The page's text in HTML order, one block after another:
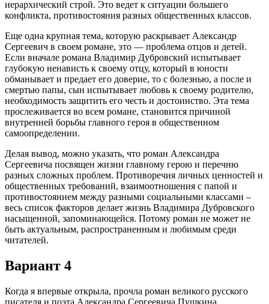
иерархический строй. Это ведет к ситуации большего
конфликта, противостояния разных общественных классов.
Еще одна крупная тема, которую раскрывает Александр
Сергеевич в своем романе, это — проблема отцов и детей.
Если вначале романа Владимир Дубровский испытывает
глубокую ненависть к своему отцу, который в юности
обманывает и предает его доверие, то с болезнью, а после и
смертью папы, сын испытывает любовь к своему родителю,
необходимость защитить его честь и достоинство. Эта тема
прослеживается во всем романе, становится причиной
внутренней борьбы главного героя в общественном
самоопределении.
Делая вывод, можно указать, что роман Александра
Сергеевича посвящен жизни главному герою и перечню
разных сложных проблем. Противоречия личных ценностей и
общественных требований, взаимоотношения с папой и
противостоянием между разными социальными классами –
весь список факторов делает жизнь Владимира Дубровского
насыщенной, запоминающейся. Потому роман не может не
быть актуальным, распространенным и любимым среди
читателей.
Вариант 4
Когда я впервые открыла, прочла роман великого русского
писателя и поэта Александра Сергеевича Пушкина